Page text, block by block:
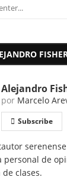
Alejandro
por Marcelo
Subscribe
de
clases.